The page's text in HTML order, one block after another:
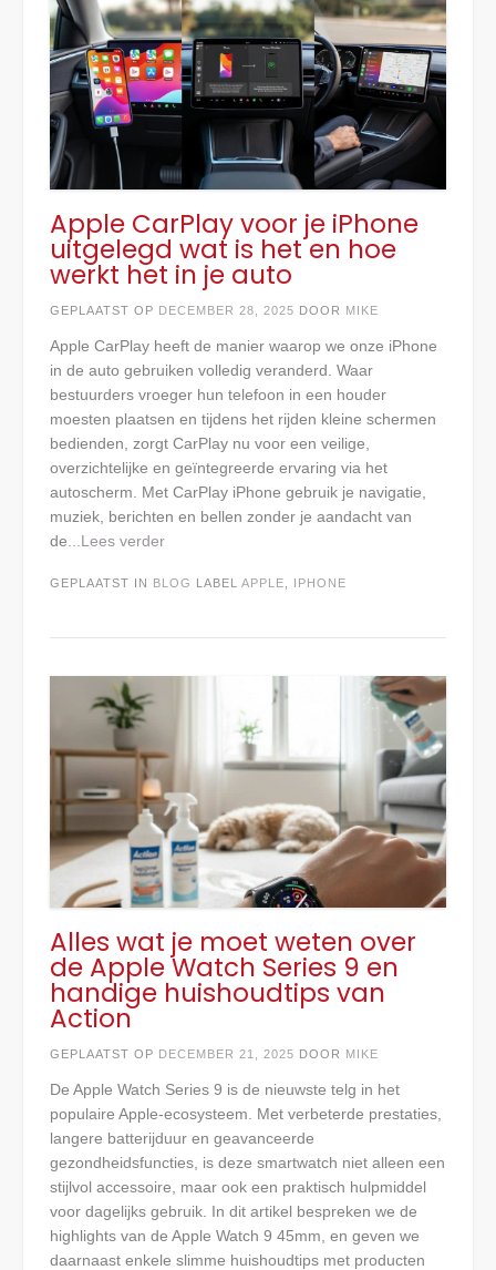
Apple CarPlay voor je iPhone
uitgelegd wat is het en hoe
werkt het in je auto
GEPLAATST OP DECEMBER 28, 2025 DOOR MIKE
Apple CarPlay heeft de manier waarop we onze iPhone
in de auto gebruiken volledig veranderd. Waar
bestuurders vroeger hun telefoon in een houder
moesten plaatsen en tijdens het rijden kleine schermen
bedienden, zorgt CarPlay nu voor een veilige,
overzichtelijke en geïntegreerde ervaring via het
autoscherm. Met CarPlay iPhone gebruik je navigatie,
muziek, berichten en bellen zonder je aandacht van
de ...Lees verder
GEPLAATST IN BLOG LABEL APPLE IPHONE
Alles wat je moet weten over
de Apple Watch Series 9 en
handige huishoudtips van
Action
GEPLAATST OP DECEMBER 21, 2025 DOOR MIKE
De Apple Watch Series 9 is de nieuwste telg in het
populaire Apple‑ecosysteem. Met verbeterde prestaties,
langere batterijduur en geavanceerde
gezondheidsfuncties, is deze smartwatch niet alleen een
stijlvol accessoire, maar ook een praktisch hulpmiddel
voor dagelijks gebruik. In dit artikel bespreken we de
highlights van de Apple Watch 9 45mm, en geven we
daarnaast enkele slimme huishoudtips met producten